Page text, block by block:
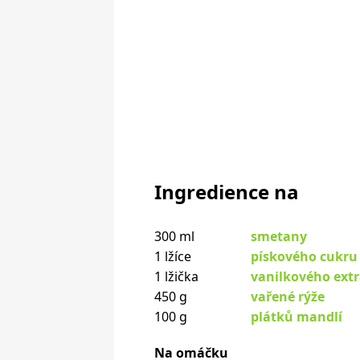
Ingredience na
300 ml
smetany
1 lžíce
pískového cukru
1 lžička
vanilkového
450 g
vařené rýže
100 g
plátků mandlí
Na omáčku